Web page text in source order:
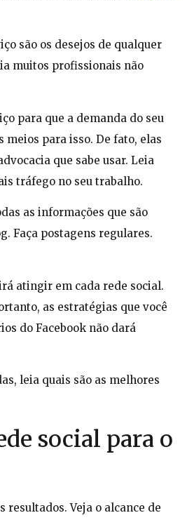
são os desejos de qualquer
muitos profissionais não
para que a demanda do seu
meios para isso. De fato, elas
que sabe usar. Leia
tráfego no seu trabalho.
as informações que são
Faça postagens regulares.
atingir em cada rede social.
as estratégias que você
do Facebook não dará
leia quais são as melhores
social para o
resultados. Veja o alcance de